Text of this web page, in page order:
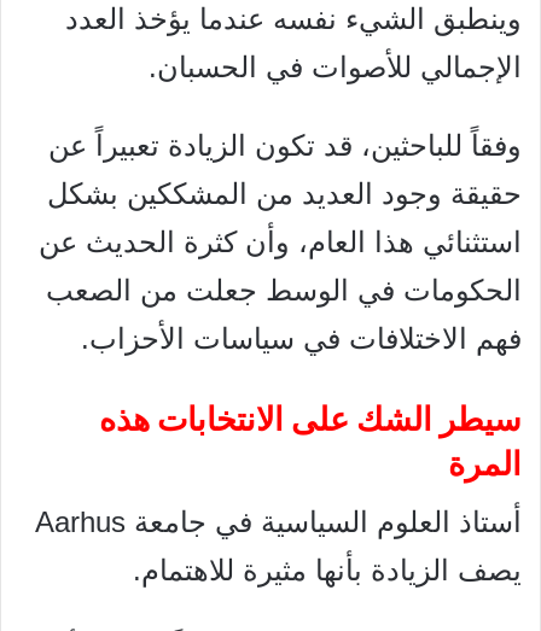
وينطبق الشيء نفسه عندما يؤخذ العدد
الإجمالي للأصوات في الحسبان.
وفقاً للباحثين، قد تكون الزيادة تعبيراً عن
حقيقة وجود العديد من المشككين بشكل
استثنائي هذا العام، وأن كثرة الحديث عن
الحكومات في الوسط جعلت من الصعب
فهم الاختلافات في سياسات الأحزاب.
سيطر الشك على الانتخابات هذه
المرة
أستاذ العلوم السياسية في جامعة Aarhus
يصف الزيادة بأنها مثيرة للاهتمام.